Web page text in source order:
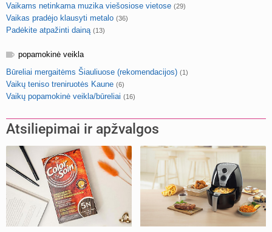
Vaikams netinkama muzika viešosiose vietose (29)
Vaikas pradėjo klausyti metalo (36)
Padėkite atpažinti dainą (13)
popamokinė veikla
Būreliai mergaitėms Šiauliuose (rekomendacijos) (1)
Vaikų teniso treniruotės Kaune (6)
Vaikų popamokinė veikla/būreliai (16)
Atsiliepimai ir apžvalgos